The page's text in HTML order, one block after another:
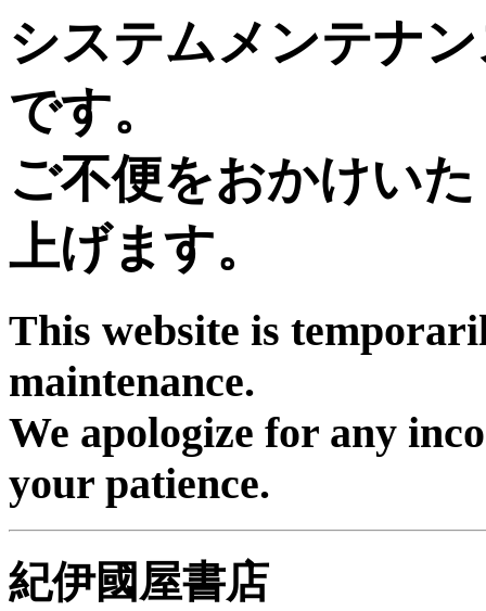
システムメンテナ
です。
ご不便をおかけい
上げます。
This website is
maintenance.
We apologize for any
your patience.
紀伊國屋書店